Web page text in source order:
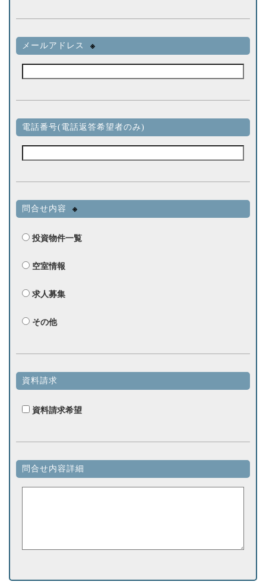
メールアドレス ※
電話番号(電話返答希望者のみ)
問合せ内容 ※
投資物件一覧
空室情報
求人募集
その他
資料請求
資料請求希望
問合せ内容詳細